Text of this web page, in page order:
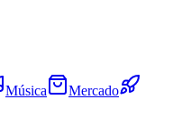
Música
Mercado